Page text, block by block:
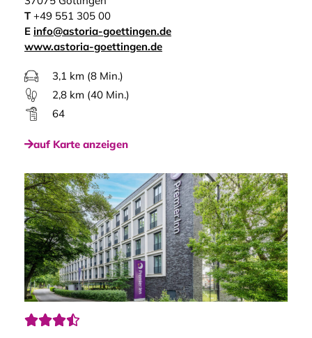
T+49 551 305 00
E info@astoria-goettingen.de
www.astoria-goettingen.de
3,1 km (8 Min.)
2,8 km (40 Min.)
64
auf Karte anzeigen
